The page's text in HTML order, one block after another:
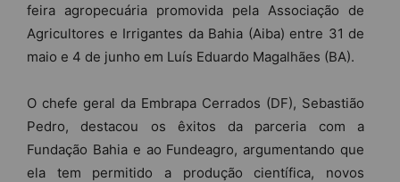
feira agropecuária promovida pela Associação de
Agricultores e Irrigantes da Bahia (Aiba) entre 31 de
maio e 4 de junho em Luís Eduardo Magalhães (BA).
O chefe geral da Embrapa Cerrados (DF), Sebastião
Pedro, destacou os êxitos da parceria com a
Fundação Bahia e ao Fundeagro, argumentando que
ela tem permitido a produção científica, novos